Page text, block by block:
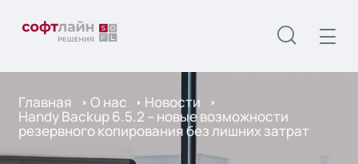
Главная О нас Новости
Handy Backup 6.5.2 – новые возможности
резервного копирования без лишних затрат